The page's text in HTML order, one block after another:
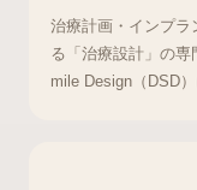
治療計画・インプラ
る「治療設計」の
mile Design（DSD